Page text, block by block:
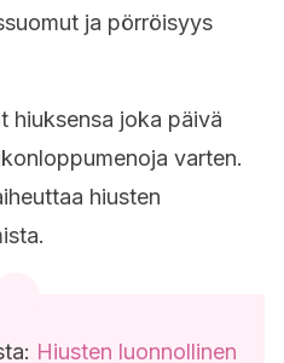
ja pörröisyys
hiuksensa joka päivä
varten.
hiusten
Hiusten luonnollinen